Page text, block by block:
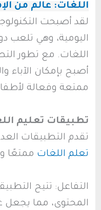
اللغات: عالم من
لقد أصبحت
اليومية، وهي تلعب
اللغات. مع تطور
أصبح بإمكان الآباء
ممتعة وفعالة
تطبيقات تعليم
تقدم التطبيقات
تعلم اللغات ممتعًا
التفاعل: تتيح
المحتوى، مما يجعل